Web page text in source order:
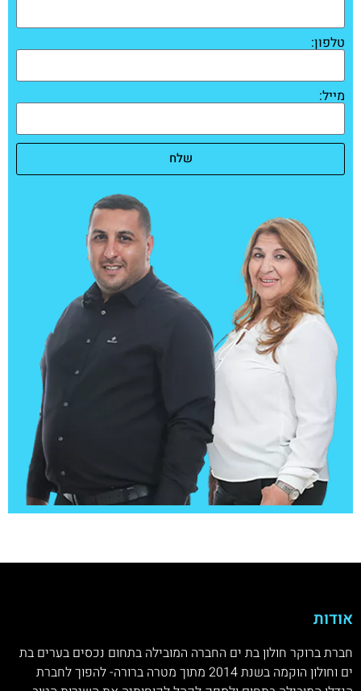
טלפון:
מייל:
שלח
אודות
חברת ברוקר חולון בת ים החברה המובילה בתחום נכסים בערים בת
ים וחולון הוקמה בשנת 2014 מתוך מטרה ברורה- להפוך לחברת